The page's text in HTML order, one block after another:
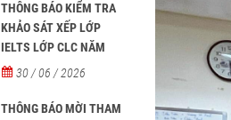
THÔNG BÁO KIỂM TRA
KHẢO SÁT XẾP LỚP
IELTS LỚP CLC NĂM
HỌC 2026 - 2027
30 / 06 / 2026
THÔNG BÁO MỜI THAM